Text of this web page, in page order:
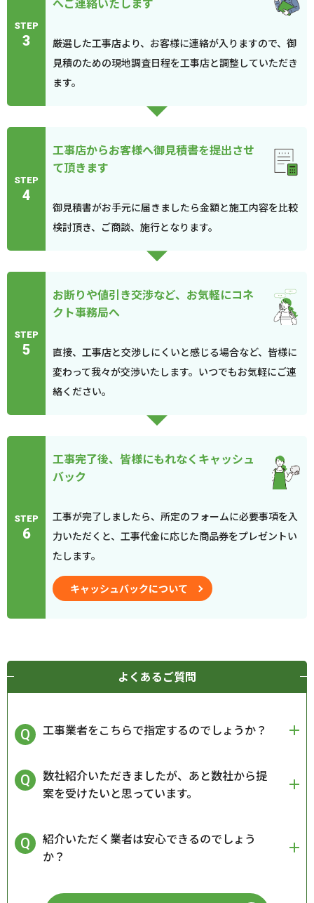
STEP
3
厳選した工事店より、お客様に連絡が入りますので、御
見積のための現地調査日程を工事店と調整していただき
ます。
STEP
4
工事店からお客様へ御見積書を提出させ
て頂きます
御見積書がお手元に届きましたら金額と施工内容を比較
検討頂き、ご商談、施行となります。
STEP
5
お断りや値引き交渉など、お気軽にコネ
クト事務局へ
直接、工事店と交渉しにくいと感じる場合など、皆様に
変わって我々が交渉いたします。いつでもお気軽にご連
絡ください。
STEP
6
工事完了後、皆様にもれなくキャッシュ
バック
工事が完了しましたら、所定のフォームに必要事項を入
力いただくと、工事代金に応じた商品券をプレゼントい
たします。
キャッシュバックについて
よくあるご質問
工事業者をこちらで指定するのでしょうか？
数社紹介いただきましたが、あと数社から提
案を受けたいと思っています。
紹介いただく業者は安心できるのでしょう
か？